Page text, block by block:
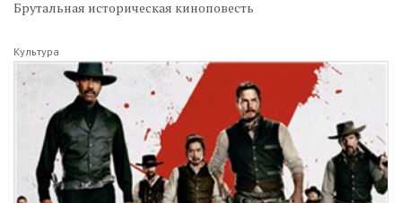
Брутальная историческая киноповесть
Культура